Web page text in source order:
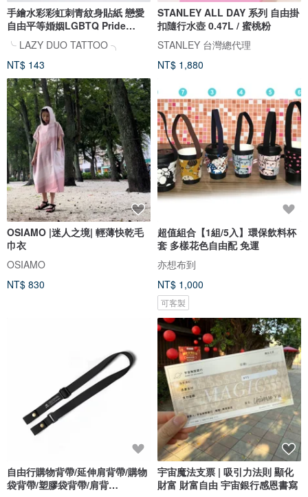
手繪水彩彩虹刺青紋身貼紙 戀愛
自由平等婚姻LGBTQ Pride
Rainbow
╰ LAZY DUO TATTOO ╮
NT$ 143
STANLEY ALL DAY 系列 自由掛
扣隨行水壺 0.47L / 蜜桃粉
STANLEY 台灣總代理
NT$ 1,880
OSIAMO |迷人之境| 輕薄快乾毛
巾衣
OSIAMO
NT$ 830
超值組合【1組/5入】環保飲料杯
套 多樣花色自由配 免運
亦想布到
NT$ 1,000
可客製
自由行購物背帶/延伸肩背帶/購物
袋背帶/塑膠袋背帶/肩背
宇宙魔法支票 | 吸引力法則 顯化
財富 財富自由 宇宙銀行感恩書寫